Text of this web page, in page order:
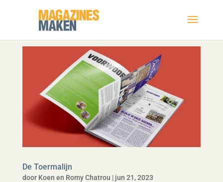
De Toermalijn
door Koen en Romy Chatrou | jun 21, 2023